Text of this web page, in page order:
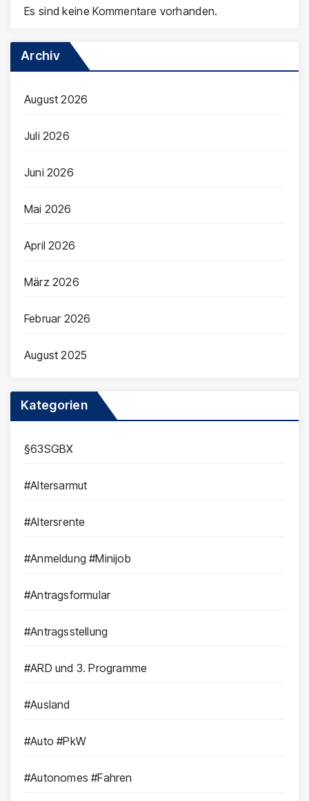
Es sind keine Kommentare vorhanden.
Archiv
August 2026
Juli 2026
Juni 2026
Mai 2026
April 2026
März 2026
Februar 2026
August 2025
Kategorien
§63SGBX
#Altersarmut
#Altersrente
#Anmeldung #Minijob
#Antragsformular
#Antragsstellung
#ARD und 3. Programme
#Ausland
#Auto #PkW
#Autonomes #Fahren